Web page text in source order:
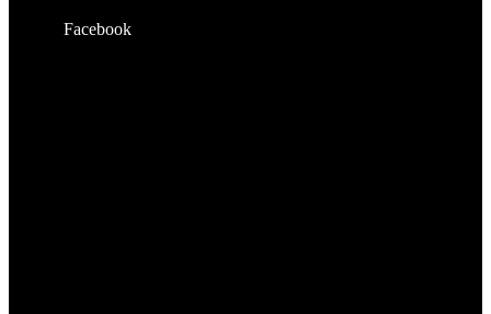
Facebook